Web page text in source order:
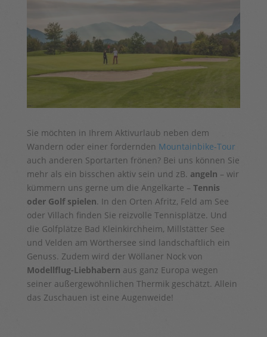
Sie möchten in Ihrem Aktivurlaub neben dem
Wandern oder einer fordernden Mountainbike-Tour
auch anderen Sportarten frönen? Bei uns können Sie
mehr als ein bisschen aktiv sein und zB. angeln – wir
kümmern uns gerne um die Angelkarte – Tennis
oder Golf spielen. In den Orten Afritz, Feld am See
oder Villach finden Sie reizvolle Tennisplätze. Und
die Golfplätze Bad Kleinkirchheim, Millstätter See
und Velden am Wörthersee sind landschaftlich ein
Genuss. Zudem wird der Wöllaner Nock von
Modellflug-Liebhabern aus ganz Europa wegen
seiner außergewöhnlichen Thermik geschätzt. Allein
das Zuschauen ist eine Augenweide!